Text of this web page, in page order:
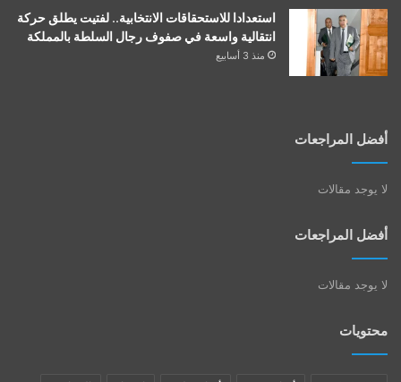
استعدادا للاستحقاقات الانتخابية.. لفتيت يطلق حركة
انتقالية واسعة في صفوف رجال السلطة بالمملكة
منذ 3 أسابيع
أفضل المراجعات
لا يوجد مقالات
أفضل المراجعات
لا يوجد مقالات
محتويات